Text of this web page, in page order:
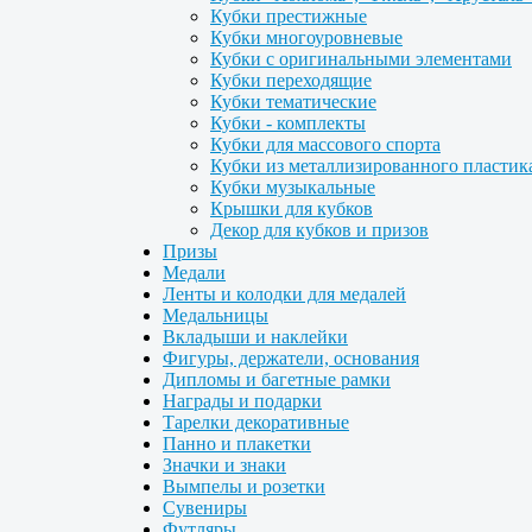
Кубки престижные
Кубки многоуровневые
Кубки с оригинальными элементами
Кубки переходящие
Кубки тематические
Кубки - комплекты
Кубки для массового спорта
Кубки из металлизированного
Кубки музыкальные
Крышки для кубков
Декор для кубков и призов
Призы
Медали
Ленты и колодки для медалей
Медальницы
Вкладыши и наклейки
Фигуры, держатели, основания
Дипломы и багетные рамки
Награды и подарки
Тарелки декоративные
Панно и плакетки
Значки и знаки
Вымпелы и розетки
Сувениры